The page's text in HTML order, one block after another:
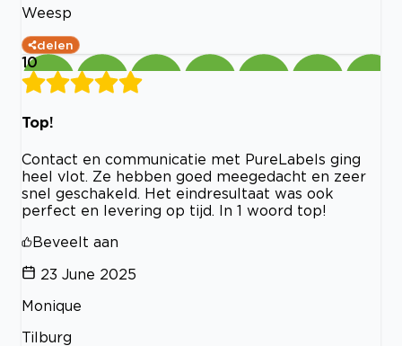
Weesp
delen
10
Top!
Contact en communicatie met PureLabels ging
heel vlot. Ze hebben goed meegedacht en zeer
snel geschakeld. Het eindresultaat was ook
perfect en levering op tijd. In 1 woord top!
Beveelt aan
23 June 2025
Monique
Tilburg